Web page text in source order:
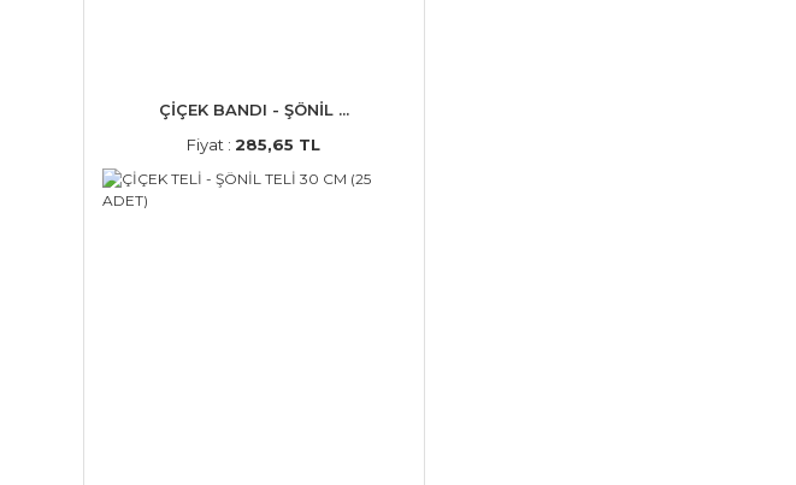
ÇİÇEK BANDI - ŞÖNİL ...
Fiyat :285,65 TL